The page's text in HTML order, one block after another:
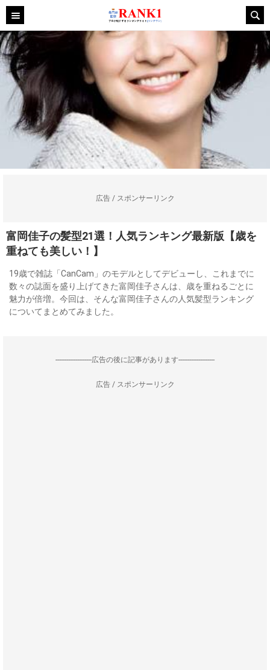
広告 / スポンサーリンク
富岡佳子の髪型21選！人気ランキング最新版【歳を
重ねても美しい！】
19歳で雑誌「CanCam」のモデルとしてデビューし、これまでに
数々の誌面を盛り上げてきた富岡佳子さんは、歳を重ねるごとに
魅力が倍増。今回は、そんな富岡佳子さんの人気髪型ランキング
についてまとめてみました。
--------------------広告の後に記事があります--------------------
広告 / スポンサーリンク